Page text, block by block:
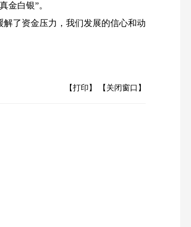
金白银”。
了资金压力，我们发展的信心和动
【打印】 【关闭窗口】